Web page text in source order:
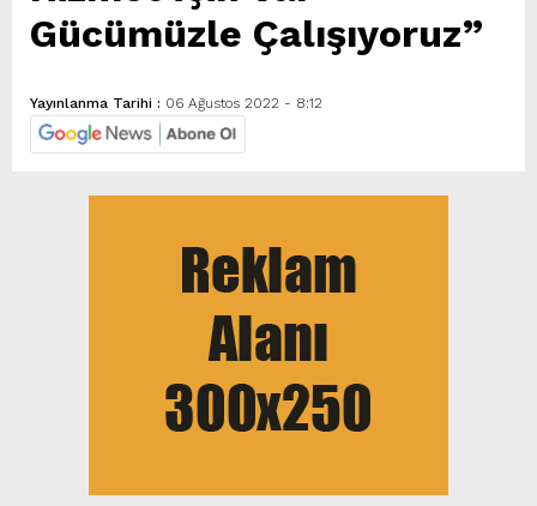
Gücümüzle Çalışıyoruz”
Yayınlanma Tarihi : 06 Ağustos 2022 - 8:12